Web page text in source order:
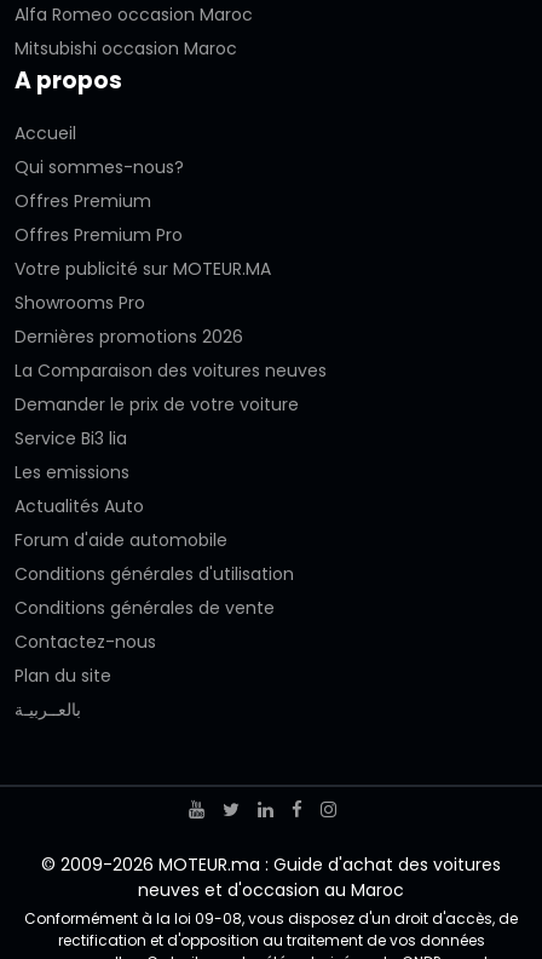
Alfa Romeo occasion Maroc
Mitsubishi occasion Maroc
A propos
Accueil
Qui sommes-nous?
Offres Premium
Offres Premium Pro
Votre publicité sur MOTEUR.MA
Showrooms Pro
Dernières promotions 2026
La Comparaison des voitures neuves
Demander le prix de votre voiture
Service Bi3 lia
Les emissions
Actualités Auto
Forum d'aide automobile
Conditions générales d'utilisation
Conditions générales de vente
Contactez-nous
Plan du site
بالعــربيـة
© 2009-2026 MOTEUR.ma : Guide d'achat des voitures
neuves et d'occasion au Maroc
Conformément à la loi 09-08, vous disposez d'un droit d'accès, de
rectification et d'opposition au traitement de vos données